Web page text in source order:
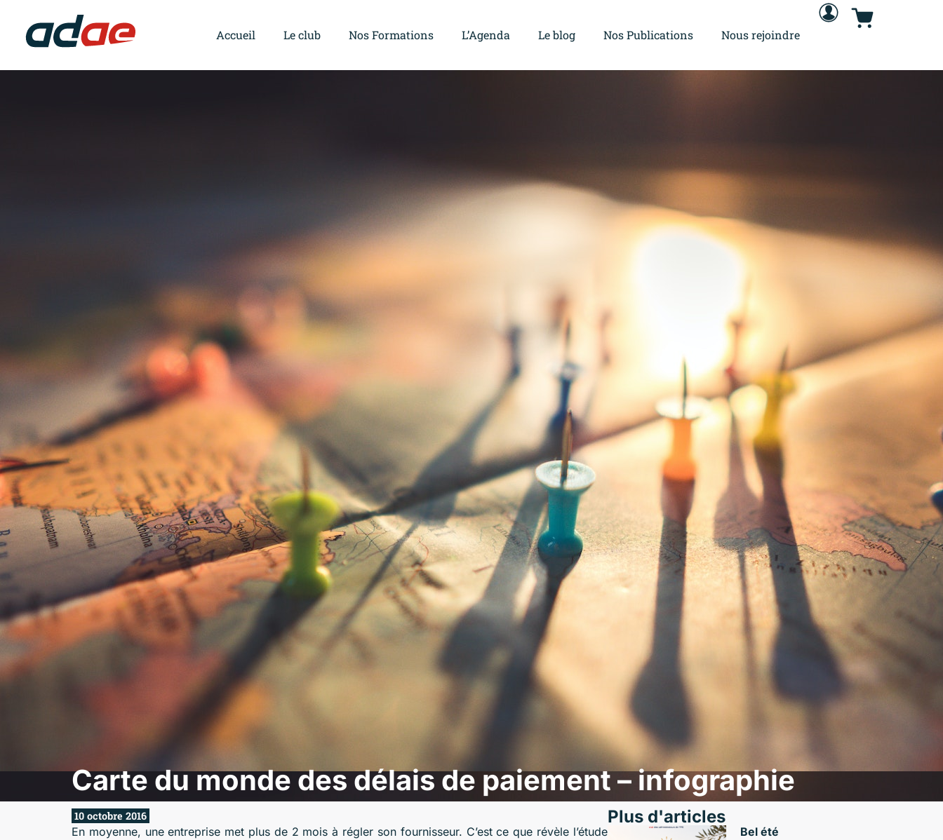
Accueil Le club Nos Formations L’Agenda Le blog Nos Publications Nous rejoindre
Carte du monde des délais de paiement – infographie
10 octobre 2016
En moyenne, une entreprise met plus de 2 mois à régler son fournisseur. C’est ce que révèle l’étude
Plus d'articles
Bel été